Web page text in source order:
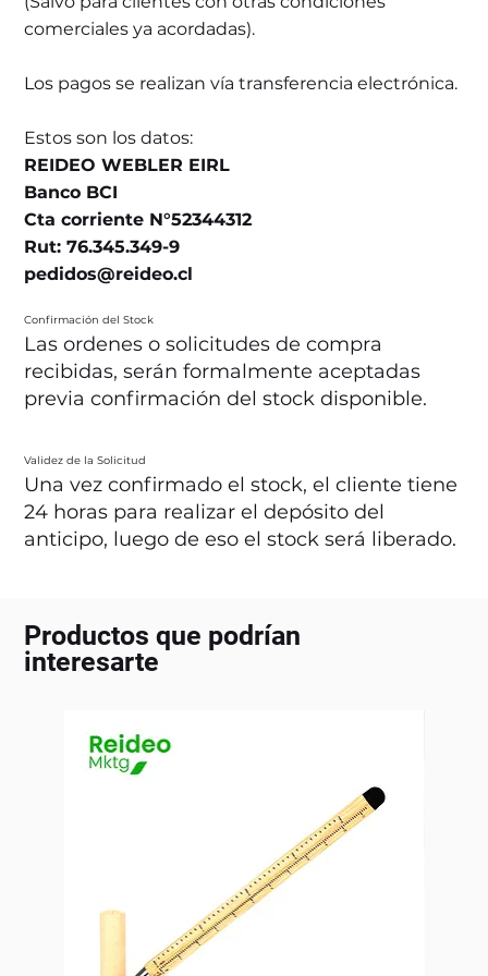
comerciales ya acordadas).
Los pagos se realizan vía transferencia electrónica.
Estos son los datos:
REIDEO WEBLER EIRL
Banco BCI
Cta corriente N°52344312
Rut: 76.345.349-9
pedidos@reideo.cl
Confirmación del Stock
Las ordenes o solicitudes de compra
recibidas, serán formalmente aceptadas
previa confirmación del stock disponible.
Validez de la Solicitud
Una vez confirmado el stock, el cliente tiene
24 horas para realizar el depósito del
anticipo, luego de eso el stock será liberado.
Productos que podrían
interesarte